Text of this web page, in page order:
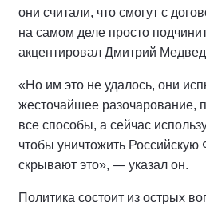
они считали, что смогут с
на самом деле просто
акцентировал Дмитрий
«Но им это не удалось, они
жесточайшее разочарование,
все способы, а сейчас
чтобы уничтожить
скрывают это», — указал он.
Политика состоит из острых